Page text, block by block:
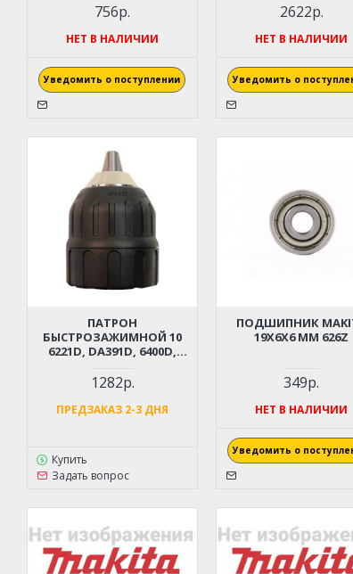
756р.
НЕТ В НАЛИЧИИ
Уведомить о поступлении
2622р.
НЕТ В НАЛИЧИИ
Уведомить о
ПАТРОН
БЫСТРОЗАЖИМНОЙ 10
6221D, DA391D, 6400D,
1282р.
ПРЕДЗАКАЗ 2-3 ДНЯ
Купить
Задать вопрос
ПОДШИПНИК
19X6X6 ММ 626Z
349р.
НЕТ В НАЛИЧИИ
Уведомить о